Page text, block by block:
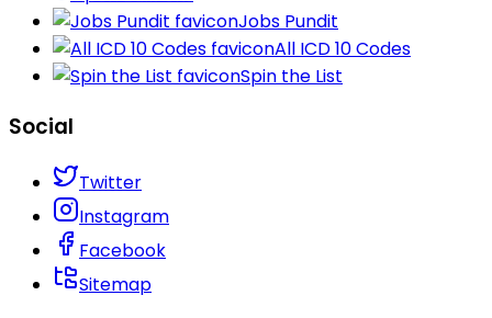
Jobs Pundit
All ICD 10 Codes
Spin the List
Social
Twitter
Instagram
Facebook
Sitemap